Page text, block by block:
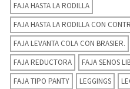
FAJA HASTA LA RODILLA
FAJA HASTA LA RODILLA CON
FAJA LEVANTA COLA CON BRASIER.
FAJA REDUCTORA
FAJA SENOS
FAJA TIPO PANTY
LEGGINGS